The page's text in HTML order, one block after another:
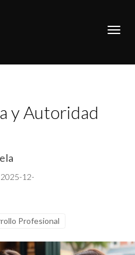
y Autoridad
12-
Profesional